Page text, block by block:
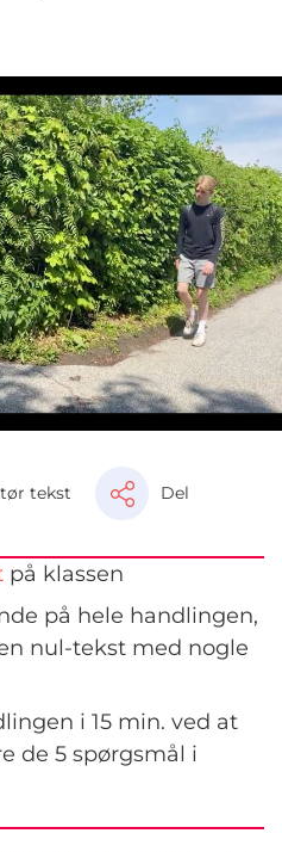
tekst Del
på klassen
på hele handlingen,
nul-tekst med nogle
i 15 min. ved at
de 5 spørgsmål i